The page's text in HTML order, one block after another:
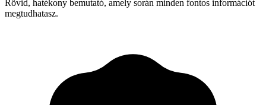
Rövid, hatékony bemutató, amely során minden fontos információt
megtudhatasz.